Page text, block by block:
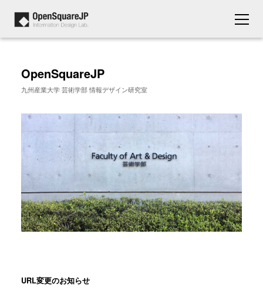
OpenSquareJP
九州産業大学 芸術学部 情報デザイン研究室
URL変更のお知らせ